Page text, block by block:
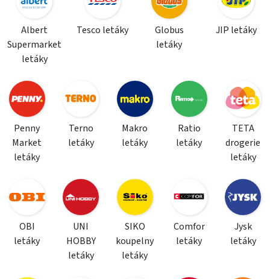
Albert
Supermarket
letáky
Tesco letáky
Globus
letáky
JIP letáky
Penny
Market
letáky
Terno
letáky
Makro
letáky
Ratio
letáky
TETA
drogerie
letáky
OBI
letáky
UNI
HOBBY
letáky
SIKO
koupelny
letáky
Comfor
letáky
Jysk
letáky